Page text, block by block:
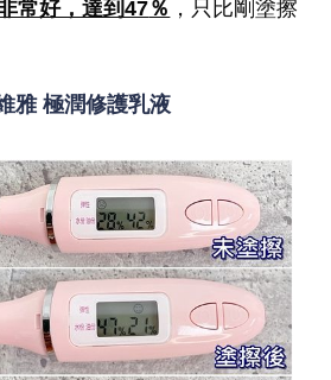
常好，達到47％ ，只比剛塗擦
雅 極潤修護乳液